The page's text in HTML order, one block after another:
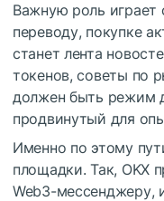
Важную роль играет
переводу, покупке
станет лента
токенов, советы по
должен быть режим
продвинутый для
Именно по этому
площадки. Так, OKX
Web3-мессенджеру,